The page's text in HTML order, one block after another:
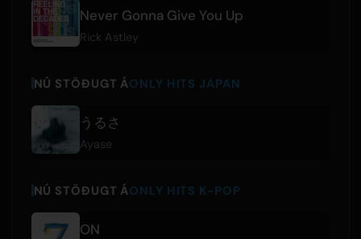
Never Gonna Give You Up
Rick Astley
NÚ STÖÐUGT ÁONLY HITS JAPAN
うるさ
Ayase
NÚ STÖÐUGT ÁONLY HITS K-POP
ON